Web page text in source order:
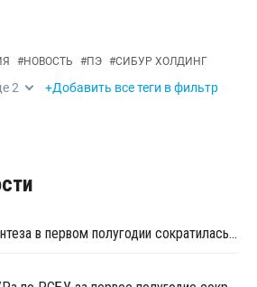
#НОВОСТЬ #ПЭ #СИБУР ХОЛДИНГ
2 +Добавить все теги в фильтр
Прибыль Казаньоргсинтеза в первом полугодии сократилась более чем в 2 раза